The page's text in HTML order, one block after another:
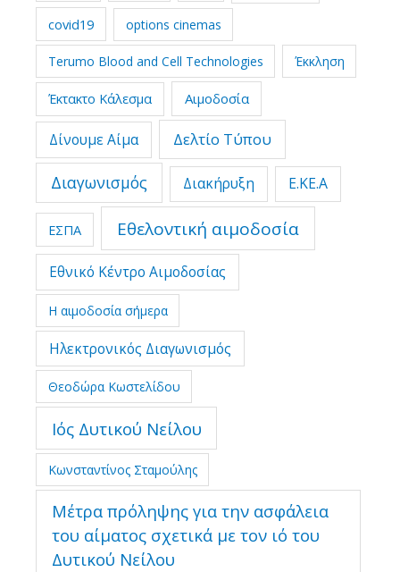
covid19 options cinemas
Terumo Blood and Cell Technologies Έκκληση
Έκτακτο Κάλεσμα Αιμοδοσία
Δίνουμε Αίμα Δελτίο Τύπου
Διαγωνισμός Διακήρυξη Ε.ΚΕ.Α
ΕΣΠΑ Εθελοντική αιμοδοσία
Εθνικό Κέντρο Αιμοδοσίας
Η αιμοδοσία σήμερα
Ηλεκτρονικός Διαγωνισμός
Θεοδώρα Κωστελίδου
Ιός Δυτικού Νείλου
Κωνσταντίνος Σταμούλης
Μέτρα πρόληψης για την ασφάλεια
του αίματος σχετικά με τον ιό του
Δυτικού Νείλου